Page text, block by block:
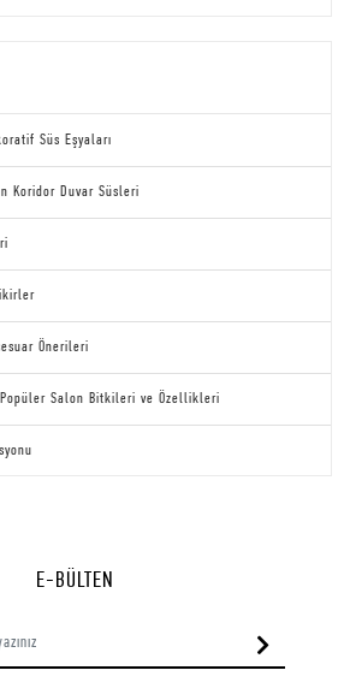
Süs Eşyaları
Koridor Duvar Süsleri
Önerileri
Salon Bitkileri ve Özellikleri
E-BÜLTEN